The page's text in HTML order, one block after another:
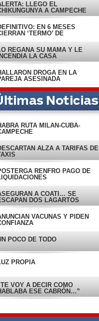
LLEGÓ EL
A CAMPECHE
EN 6 MESES
‘TERMO’ DE
REGAÑA SU MAMÁ Y LE
INCENDIA LA CASA
DROGA EN LA
ASESINADA
RUTA MILÁN-CUBA-
ALZA A TARIFAS DE
RENFRO PAGO DE
A COATÍ… SE
DOS LAGARTOS
VACUNAS Y PIDEN
POCO DE TODO
PROPIA
VOY A DECIR CÓMO
ESE CABRÓN…”
A CAMPECHE